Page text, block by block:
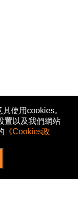
使用cookies。
置以及我們網站
《Cookies政